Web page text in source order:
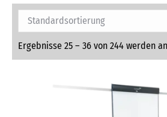
Ergebnisse 25 – 36 von 244 werden